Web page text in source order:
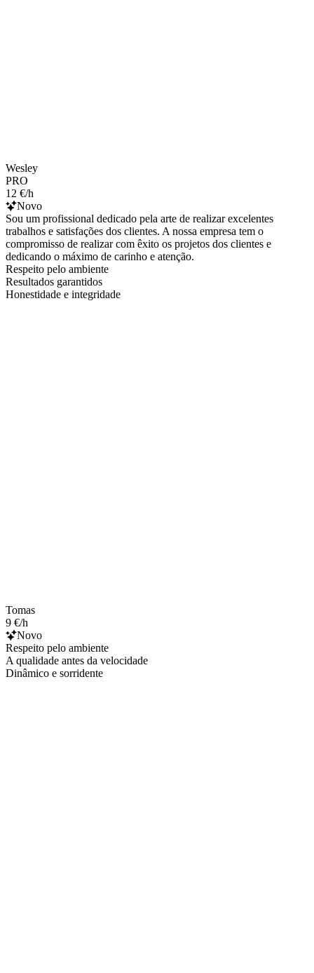
Wesley
PRO
12 €/h
Novo
Sou um profissional dedicado pela arte de realizar excelentes
trabalhos e satisfações dos clientes. A nossa empresa tem o
compromisso de realizar com êxito os projetos dos clientes e
dedicando o máximo de carinho e atenção.
Respeito pelo ambiente
Resultados garantidos
Honestidade e integridade
Tomas
9 €/h
Novo
Respeito pelo ambiente
A qualidade antes da velocidade
Dinâmico e sorridente